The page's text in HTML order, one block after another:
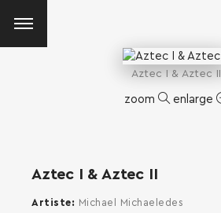
Aztec I & Aztec II
zoom enlarge
Aztec I & Aztec II
Artiste
Michael Michaeledes